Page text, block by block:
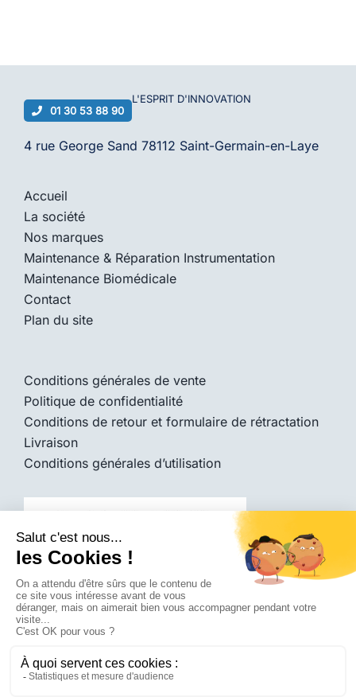
L'ESPRIT D'INNOVATION
01 30 53 88 90
4 rue George Sand 78112 Saint-Germain-en-Laye
Accueil
La société
Nos marques
Maintenance & Réparation Instrumentation
Maintenance Biomédicale
Contact
Plan du site
Conditions générales de vente
Politique de confidentialité
Conditions de retour et formulaire de rétractation
Livraison
Conditions générales d’utilisation